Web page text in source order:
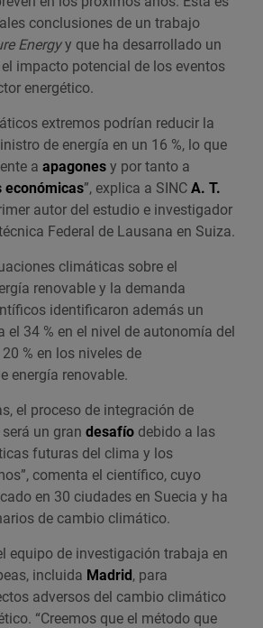
conclusiones de un trabajo
Energyy que ha desarrollado un
impacto potencial de los eventos
energético.
extremos podrían reducir la
de energía en un 16 %, lo que
a apagones y por tanto a
económicas”, explica a SINC A. T.
autor del estudio e investigador
Federal de Lausana en Suiza.
climáticas sobre el
renovable y la demanda
identificaron además un
el 34 % en el nivel de autonomía del
% en los niveles de
energía renovable.
el proceso de integración de
un gran desafío debido a las
futuras del clima y los
comenta el científico, cuyo
en 30 ciudades en Suecia y ha
de cambio climático.
equipo de investigación trabaja en
incluida Madrid, para
adversos del cambio climático
“Creemos que el método que